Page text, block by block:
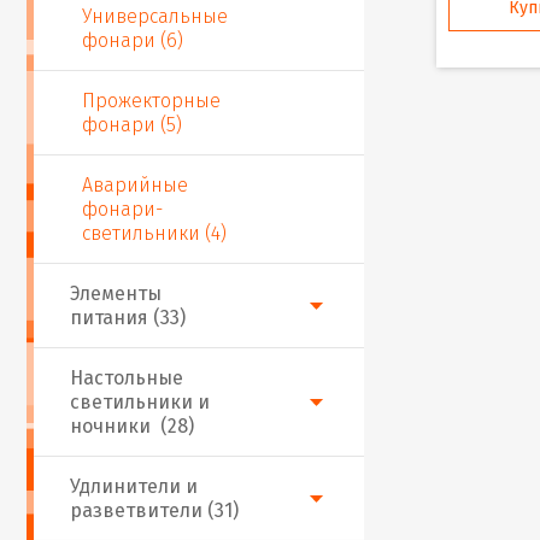
Универсальные
фонари (6)
Прожекторные
фонари (5)
Аварийные
фонари-
светильники (4)
Настольные
светильники и
ночники (28)
Удлинители и
разветвители (31)
Элементы
питания (33)